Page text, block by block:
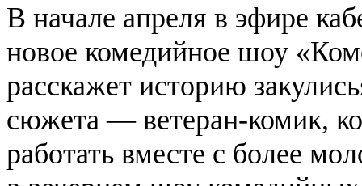
В начале апреля в эфире
новое комедийное шоу
расскажет историю
сюжета — ветеран-комик,
работать вместе с более